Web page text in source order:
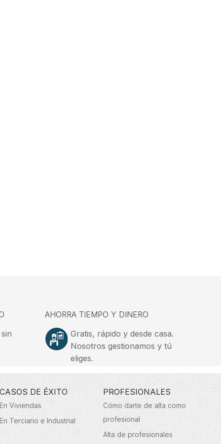
AHORRA TIEMPO Y DINERO
Gratis, rápido y desde casa.
Nosotros gestionamos y tú
eliges.
CASOS DE ÉXITO
En Viviendas
En Terciario e Industrial
PROFESIONALES
Cómo darte de alta como
profesional
Alta de profesionales